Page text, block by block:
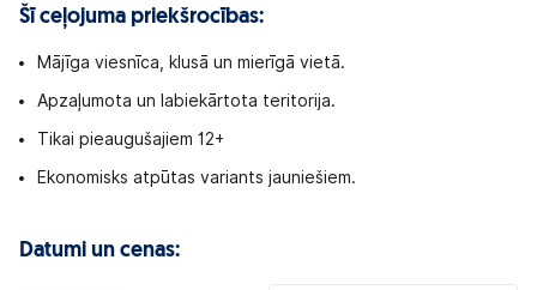
Šī ceļojuma priekšrocības:
Mājīga viesnīca, klusā un mierīgā vietā.
Apzaļumota un labiekārtota teritorija.
Tikai pieaugušajiem 12+
Ekonomisks atpūtas variants jauniešiem.
Datumi un cenas: